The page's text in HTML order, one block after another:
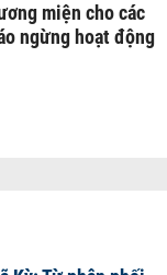
miện cho các
ngừng hoạt động